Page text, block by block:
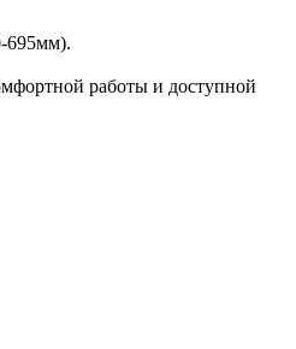
695мм).
работы и доступной